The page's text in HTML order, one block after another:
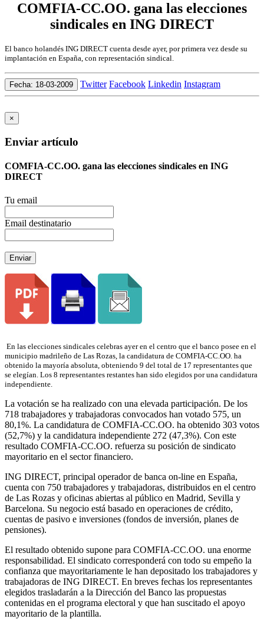
COMFIA-CC.OO. gana las elecciones
sindicales en ING DIRECT
El banco holandés ING DIRECT cuenta desde ayer, por primera vez desde su
implantación en España, con representación sindical.
Fecha: 18-03-2009 Twitter Facebook Linkedin Instagram
×
Enviar artículo
COMFIA-CC.OO. gana las elecciones sindicales en ING
DIRECT
Tu email
Email destinatario
Enviar
En las elecciones sindicales celebras ayer en el centro que el banco posee en el
municipio madrileño de Las Rozas, la candidatura de COMFIA-CC.OO. ha
obtenido la mayoría absoluta, obteniendo 9 del total de 17 representantes que
se elegían. Los 8 representantes restantes han sido elegidos por una candidatura
independiente.
La votación se ha realizado con una elevada participación. De los
718 trabajadores y trabajadoras convocados han votado 575, un
80,1%. La candidatura de COMFIA-CC.OO. ha obtenido 303 votos
(52,7%) y la candidatura independiente 272 (47,3%). Con este
resultado COMFIA-CC.OO. refuerza su posición de sindicato
mayoritario en el sector financiero.
ING DIRECT, principal operador de banca on-line en España,
cuenta con 750 trabajadores y trabajadoras, distribuidos en el centro
de Las Rozas y oficinas abiertas al público en Madrid, Sevilla y
Barcelona. Su negocio está basado en operaciones de crédito,
cuentas de pasivo e inversiones (fondos de inversión, planes de
pensiones).
El resultado obtenido supone para COMFIA-CC.OO. una enorme
responsabilidad. El sindicato corresponderá con todo su empeño la
confianza que mayoritariamente le han depositado los trabajadores y
trabajadoras de ING DIRECT. En breves fechas los representantes
elegidos trasladarán a la Dirección del Banco las propuestas
contenidas en el programa electoral y que han suscitado el apoyo
mayoritario de la plantilla.